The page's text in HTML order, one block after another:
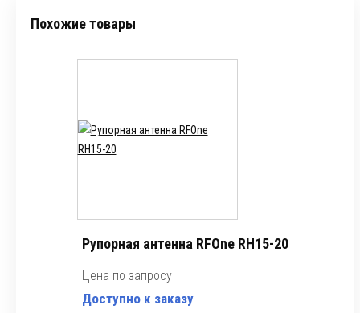
Похожие товары
Рупорная антенна RFOne RH15-20
Цена по запросу
Доступно к заказу